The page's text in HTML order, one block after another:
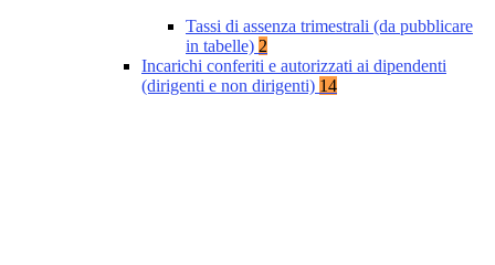
Tassi di assenza trimestrali (da pubblicare
in tabelle) 2
Incarichi conferiti e autorizzati ai dipendenti
(dirigenti e non dirigenti) 14